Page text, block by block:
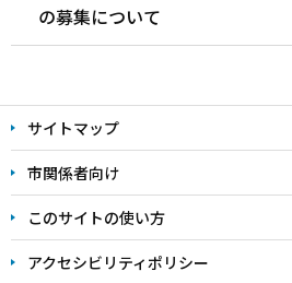
の募集について
文
こ
こ
ま
で
サイトマップ
市関係者向け
このサイトの使い方
アクセシビリティポリシー